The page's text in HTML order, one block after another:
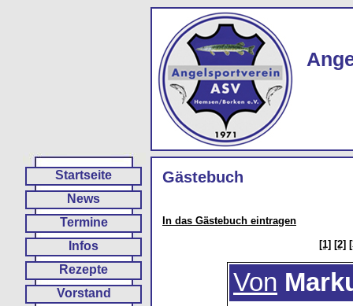
Startseite
News
Termine
Infos
Rezepte
Vorstand
Gästebuch
In das Gästebuch eintragen
[1] [2]
Von